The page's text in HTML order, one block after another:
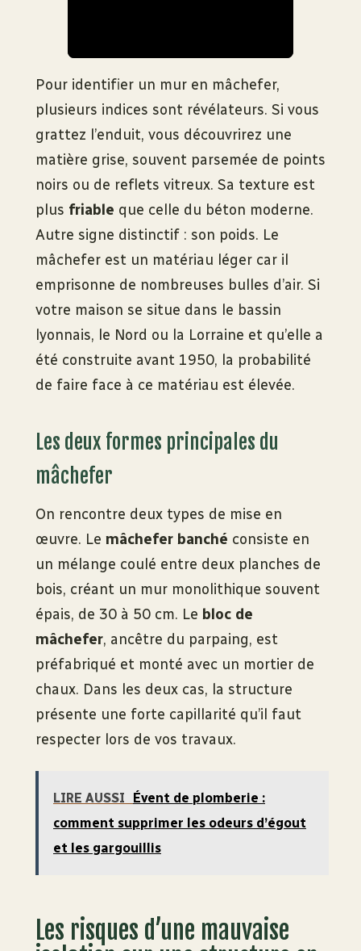
Pour identifier un mur en mâchefer,
plusieurs indices sont révélateurs. Si vous
grattez l’enduit, vous découvrirez une
matière grise, souvent parsemée de points
noirs ou de reflets vitreux. Sa texture est
plus friable que celle du béton moderne.
Autre signe distinctif : son poids. Le
mâchefer est un matériau léger car il
emprisonne de nombreuses bulles d’air. Si
votre maison se situe dans le bassin
lyonnais, le Nord ou la Lorraine et qu’elle a
été construite avant 1950, la probabilité
de faire face à ce matériau est élevée.
Les deux formes principales du
mâchefer
On rencontre deux types de mise en
œuvre. Le mâchefer banché consiste en
un mélange coulé entre deux planches de
bois, créant un mur monolithique souvent
épais, de 30 à 50 cm. Le bloc de
mâchefer, ancêtre du parpaing, est
préfabriqué et monté avec un mortier de
chaux. Dans les deux cas, la structure
présente une forte capillarité qu’il faut
respecter lors de vos travaux.
LIRE AUSSI
Évent de plomberie :
comment supprimer les odeurs d’égout
et les gargouillis
Les risques d’une mauvaise